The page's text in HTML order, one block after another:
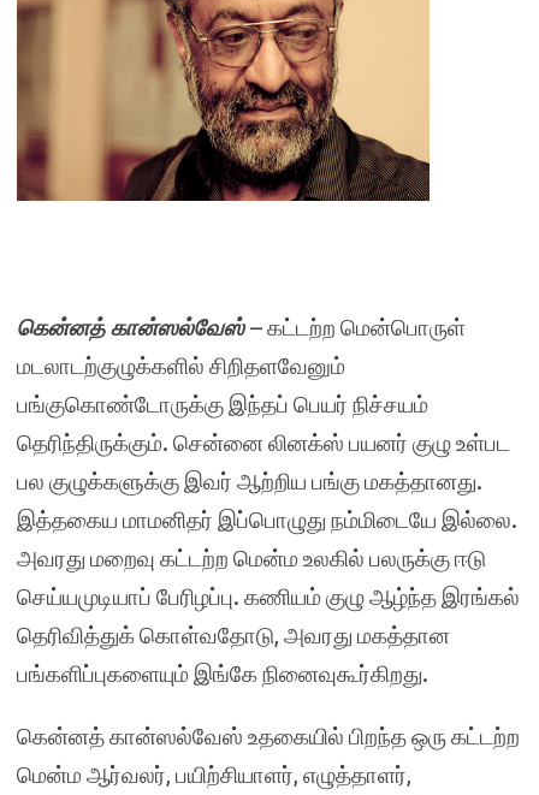
கென்னத் கான்ஸல்வேஸ் – கட்டற்ற மென்பொருள்
மடலாடற்குழுக்களில் சிறிதளவேனும்
பங்குகொண்டோருக்கு இந்தப் பெயர் நிச்சயம்
தெரிந்திருக்கும். சென்னை லினக்ஸ் பயனர் குழு உள்பட
பல குழுக்களுக்கு இவர் ஆற்றிய பங்கு மகத்தானது.
இத்தகைய மாமனிதர் இப்பொழுது நம்மிடையே இல்லை.
அவரது மறைவு கட்டற்ற மென்ம உலகில் பலருக்கு ஈடு
செய்யமுடியாப் பேரிழப்பு. கணியம் குழு ஆழ்ந்த இரங்கல்
தெரிவித்துக் கொள்வதோடு, அவரது மகத்தான
பங்களிப்புகளையும் இங்கே நினைவுகூர்கிறது.
கென்னத் கான்ஸல்வேஸ் உதகையில் பிறந்த ஒரு கட்டற்ற
மென்ம ஆர்வலர், பயிற்சியாளர், எழுத்தாளர்,